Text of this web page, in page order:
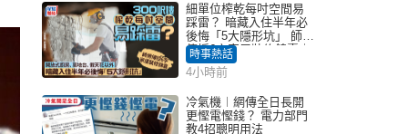
細單位榨乾每吋空間易
踩雷？ 暗藏入住半年必
後悔「5大隱形坑」 師傅
傳授6字家居裝修錦囊｜
Juicy叮
時事熱話
4小時前
冷氣機︱網傳全日長開
更慳電慳錢？ 電力部門
教4招聰明用法